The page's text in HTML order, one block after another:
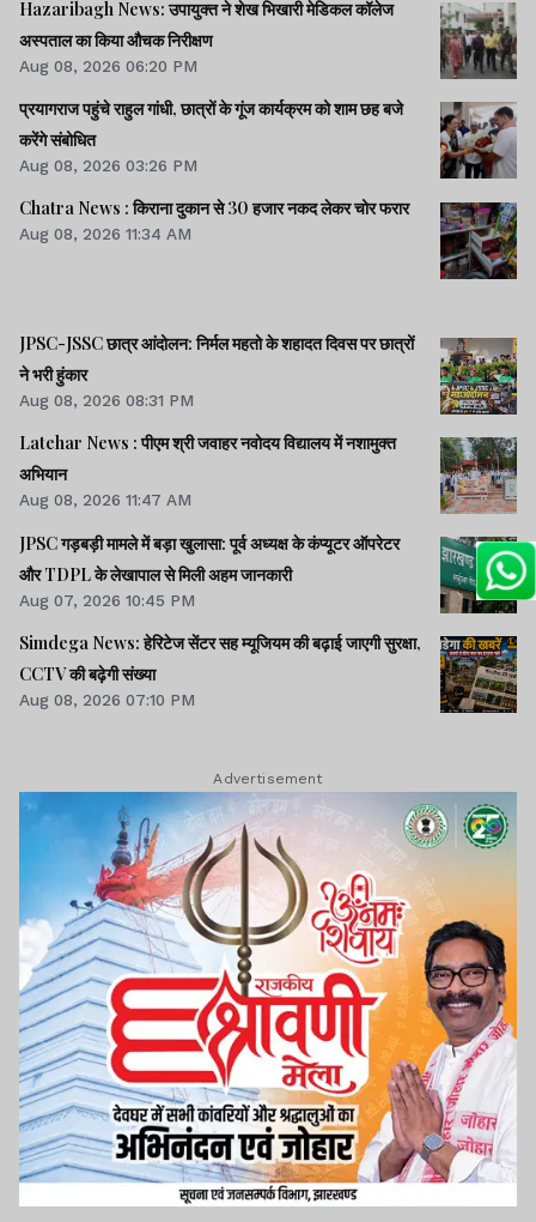
Hazaribagh News: उपायुक्त ने शेख भिखारी मेडिकल कॉलेज
अस्पताल का किया औचक निरीक्षण
Aug 08, 2026 06:20 PM
प्रयागराज पहुंचे राहुल गांधी, छात्रों के गूंज कार्यक्रम को शाम छह बजे
करेंगे संबोधित
Aug 08, 2026 03:26 PM
Chatra News : किराना दुकान से 30 हजार नकद लेकर चोर फरार
Aug 08, 2026 11:34 AM
JPSC-JSSC छात्र आंदोलन: निर्मल महतो के शहादत दिवस पर छात्रों
ने भरी हुंकार
Aug 08, 2026 08:31 PM
Latehar News : पीएम श्री जवाहर नवोदय विद्यालय में नशामुक्‍त
अभियान
Aug 08, 2026 11:47 AM
JPSC गड़बड़ी मामले में बड़ा खुलासा: पूर्व अध्यक्ष के कंप्यूटर ऑपरेटर
और TDPL के लेखापाल से मिली अहम जानकारी
Aug 07, 2026 10:45 PM
Simdega News: हेरिटेज सेंटर सह म्यूजियम की बढ़ाई जाएगी सुरक्षा,
CCTV की बढ़ेगी संख्या
Aug 08, 2026 07:10 PM
Advertisement